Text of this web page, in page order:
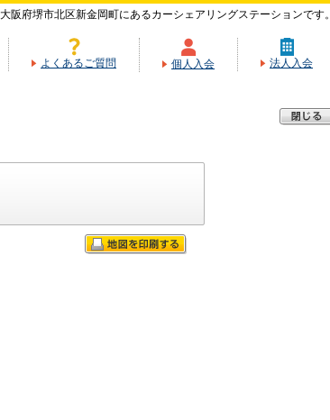
阪府堺市北区新金岡町にあるカーシェアリングステーションです。
よくあるご質問 個人入会 法人入会